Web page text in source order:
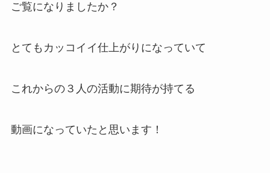
ご覧になりましたか？
とてもカッコイイ仕上がりになっていて
これからの３人の活動に期待が持てる
動画になっていたと思います！